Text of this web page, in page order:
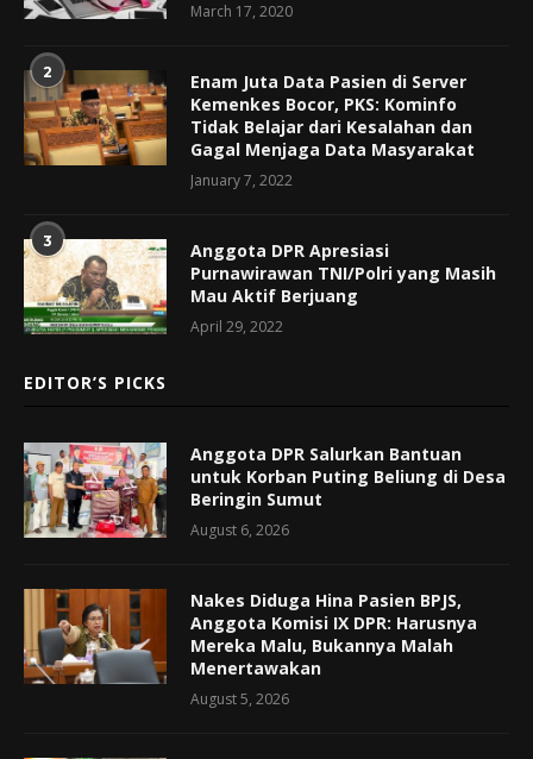
March 17, 2020
2
Enam Juta Data Pasien di Server
Kemenkes Bocor, PKS: Kominfo
Tidak Belajar dari Kesalahan dan
Gagal Menjaga Data Masyarakat
January 7, 2022
3
Anggota DPR Apresiasi
Purnawirawan TNI/Polri yang Masih
Mau Aktif Berjuang
April 29, 2022
EDITOR’S PICKS
Anggota DPR Salurkan Bantuan
untuk Korban Puting Beliung di Desa
Beringin Sumut
August 6, 2026
Nakes Diduga Hina Pasien BPJS,
Anggota Komisi IX DPR: Harusnya
Mereka Malu, Bukannya Malah
Menertawakan
August 5, 2026